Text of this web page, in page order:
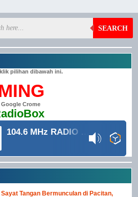
SEARCH
pilihan dibawah ini.
Crome
104.6 MHz RADIO GRINDULU FM
Tangan Bermunculan di Pacitan,